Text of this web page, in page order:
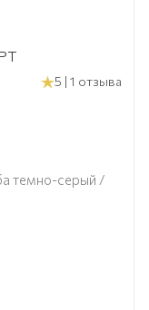
5 | 1 отзыва
темно-серый /